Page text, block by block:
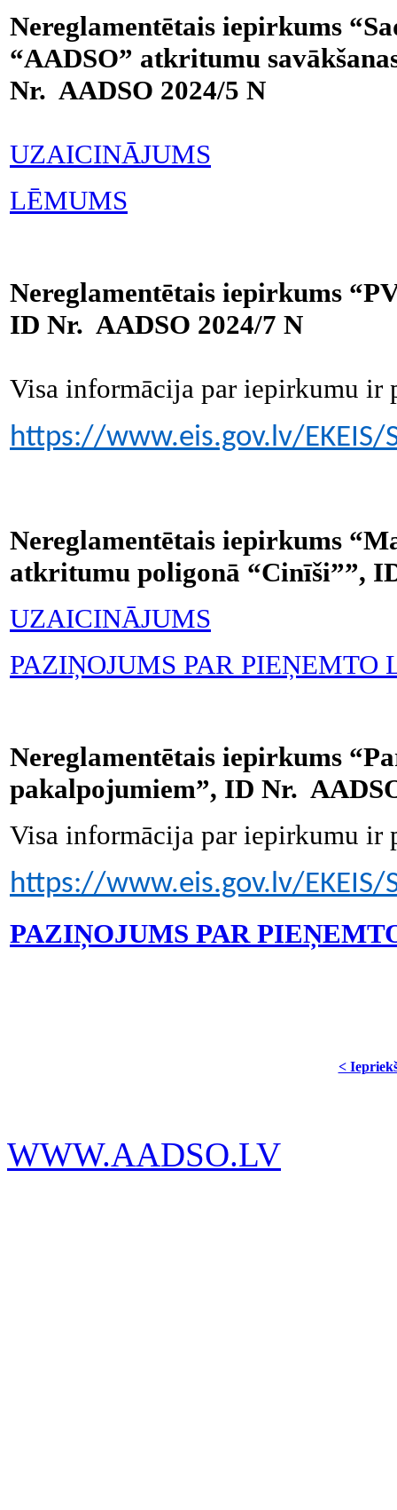
Nereglamentētais iepirkums
“AADSO” atkritumu
Nr. AADSO 2024/5 N
UZAICINĀJUMS
LĒMUMS
Nereglamentētais iepirkums
ID Nr. AADSO 2024/7 N
Visa informācija par iepirkumu ir
https://www.eis.gov.lv/
Nereglamentētais iepirkums
atkritumu poligonā “Cinīši””,
UZAICINĀJUMS
PAZIŅOJUMS PAR
Nereglamentētais iepirkums
pakalpojumiem”, ID Nr.
Visa informācija par iepirkumu ir
https://www.eis.gov.lv/
PAZIŅOJUMS PAR
<
WWW.AADSO.LV